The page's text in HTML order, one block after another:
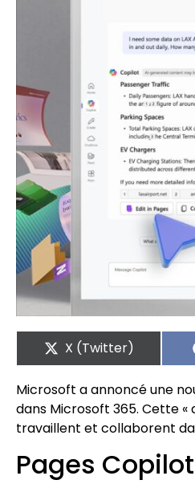
X (Twitter)
Microsoft a annoncé une
dans Microsoft 365. Cette
travaillent et collaborent
Pages